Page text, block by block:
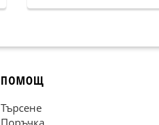
ПОМОЩ
Търсене
Поръчка